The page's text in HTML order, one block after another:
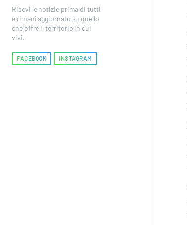
Ricevi le notizie prima di tutti
e rimani aggiornato su quello
che offre il territorio in cui
vivi.
FACEBOOK INSTAGRAM